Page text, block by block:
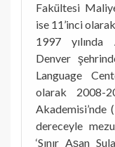
Fakültesi
ise 11’inci
1997 yılında
Denver
Language
olarak 2008-
dereceyle
‘Sınır Aşan